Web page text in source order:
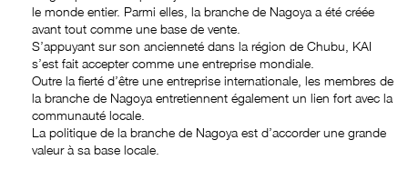
le monde entier. Parmi elles, la branche de Nagoya a été créée
avant tout comme une base de vente.
S’appuyant sur son ancienneté dans la région de Chubu, KAI
s’est fait accepter comme une entreprise mondiale.
Outre la fierté d’être une entreprise internationale, les membres de
la branche de Nagoya entretiennent également un lien fort avec la
communauté locale.
La politique de la branche de Nagoya est d’accorder une grande
valeur à sa base locale.